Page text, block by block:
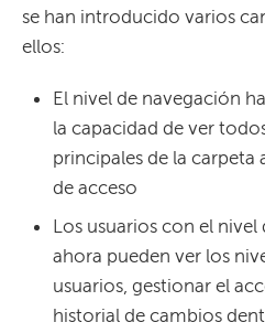
se han introducido varios
ellos:
El nivel de navegación
la capacidad de ver
principales de la carpeta
de acceso
Los usuarios con el
ahora pueden ver los
usuarios, gestionar el
historial de cambios